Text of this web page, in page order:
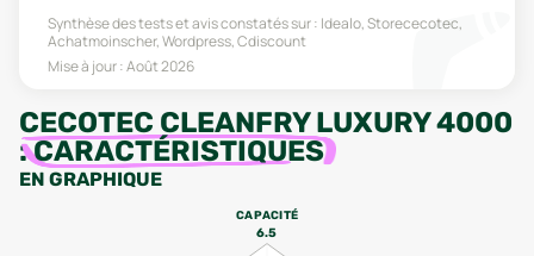
Synthèse des tests et avis constatés sur : Idealo, Storececotec,
Achatmoinscher, Wordpress, Cdiscount
Mise à jour :Août 2026
CECOTEC CLEANFRY LUXURY 4000
:CARACTÉRISTIQUES
EN GRAPHIQUE
CAPACITÉ
6.5